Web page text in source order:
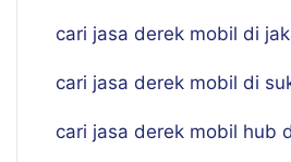
cari jasa derek mobil di
cari jasa derek mobil di
cari jasa derek mobil hub